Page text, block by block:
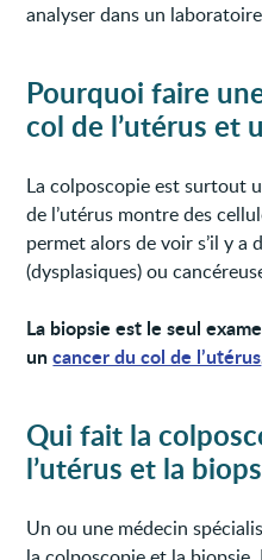
analyser dans un
Pourquoi faire
col de l’utérus et
La colposcopie est surtout
de l’utérus montre des
permet alors de voir s’il y a
(dysplasiques) ou
La biopsie est le seul
uncancer du col de l’utérus
Qui fait la
l’utérus et la
Un ou une médecin